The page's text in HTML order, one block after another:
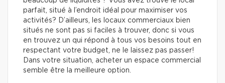
parfait, situé à l’endroit idéal pour maximiser vos
activités? D’ailleurs, les locaux commerciaux bien
situés ne sont pas si faciles à trouver, donc si vous
en trouvez un qui répond à tous vos besoins tout en
respectant votre budget, ne le laissez pas passer!
Dans votre situation, acheter un espace commercial
semble être la meilleure option.